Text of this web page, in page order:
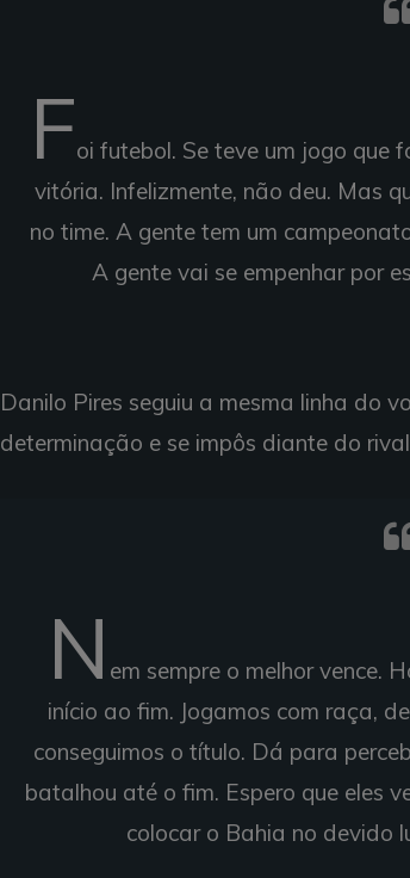
Foi futebol. Se teve um jogo que
vitória. Infelizmente, não deu. Mas
no time. A gente tem um
A gente vai se empenhar por
Danilo Pires seguiu a mesma linha do
determinação e se impôs diante do
N em sempre o melhor vence.
início ao fim. Jogamos com raça,
conseguimos o título. Dá para
batalhou até o fim. Espero que eles
colocar o Bahia no devido